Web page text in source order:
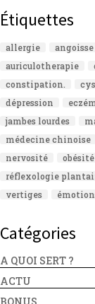
Étiquettes
allergie angoisse
auriculotherapie
constipation.
dépression
jambes lourdes
médecine chinoise
nervosité
obésité
réflexologie
vertiges
Catégories
A QUOI SERT ?
ACTU